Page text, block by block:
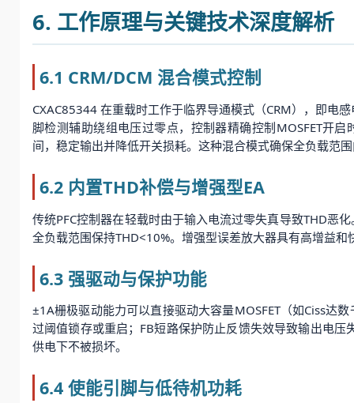
6. 工作原理与关键技术深度解析
6.1 CRM/DCM 混合模式控制
CXAC85344 在重载时工作于临界导通模式（CRM），即电
脚检测辅助绕组电压过零点，控制器精确控制MOSFET开
间，稳定输出并降低开关损耗。这种混合模式确保全负载范
6.2 内置THD补偿与增强型EA
传统PFC控制器在轻载时由于输入电流过零失真导致THD恶
全负载范围保持THD<10%。增强型误差放大器具有高增益
6.3 强驱动与保护功能
±1A栅极驱动能力可以直接驱动大容量MOSFET（如Ciss达
过阈值锁存或重启；FB短路保护防止反馈失效导致输出电
供电下不被损坏。
6.4 使能引脚与低待机功耗